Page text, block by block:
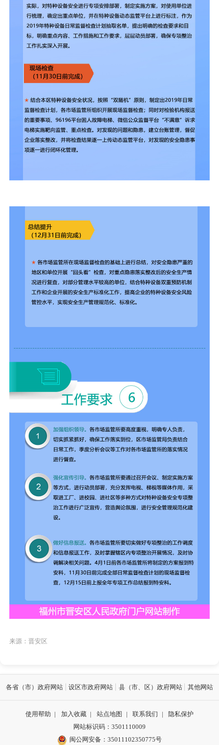
来源：晋安区
各省（市）政府网站 设区市政府网站 县（市、区）政府网站 其他网站
使用帮助 | 加入收藏 | 站点地图 | 联系我们 |
隐私保护
网站标识码：3501110009
闽公网安备：35011102350775号